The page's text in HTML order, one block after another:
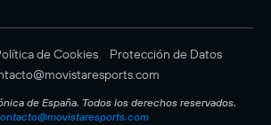
de Cookies
Protección de Datos
de España. Todos los derechos reservados.